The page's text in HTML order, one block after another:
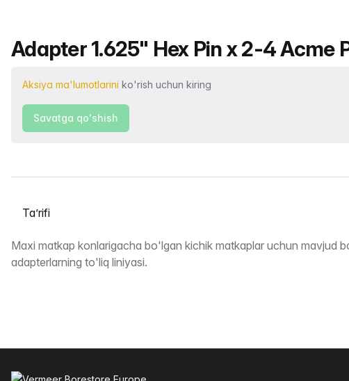
Mahsulot nomi
Adapter 1.625" Hex Pin x 2-4 Acme
Aksiya ma'lumotlarini ko'rish uchun kiring
Savatga qo'shish
Yorliqni tanlash
Taʼrifi
Maxi matkap konlarigacha bo'lgan kichik matkaplar uchun mavjud
adapterlarning to'liq liniyasi.